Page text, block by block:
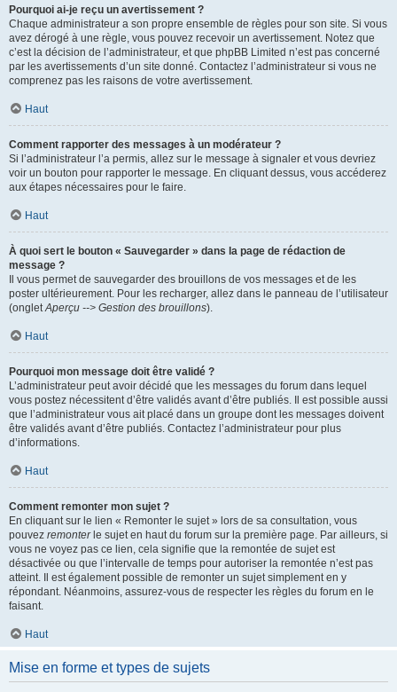
Pourquoi ai-je reçu un avertissement ?
Chaque administrateur a son propre ensemble de règles pour son site. Si vous
avez dérogé à une règle, vous pouvez recevoir un avertissement. Notez que
c’est la décision de l’administrateur, et que phpBB Limited n’est pas concerné
par les avertissements d’un site donné. Contactez l’administrateur si vous ne
comprenez pas les raisons de votre avertissement.
Haut
Comment rapporter des messages à un modérateur ?
Si l’administrateur l’a permis, allez sur le message à signaler et vous devriez
voir un bouton pour rapporter le message. En cliquant dessus, vous accéderez
aux étapes nécessaires pour le faire.
Haut
À quoi sert le bouton « Sauvegarder » dans la page de rédaction de
message ?
Il vous permet de sauvegarder des brouillons de vos messages et de les
poster ultérieurement. Pour les recharger, allez dans le panneau de l’utilisateur
(ongletAperçu --> Gestion des brouillons).
Haut
Pourquoi mon message doit être validé ?
L’administrateur peut avoir décidé que les messages du forum dans lequel
vous postez nécessitent d’être validés avant d’être publiés. Il est possible aussi
que l’administrateur vous ait placé dans un groupe dont les messages doivent
être validés avant d’être publiés. Contactez l’administrateur pour plus
d’informations.
Haut
Comment remonter mon sujet ?
En cliquant sur le lien « Remonter le sujet » lors de sa consultation, vous
pouvez remonterle sujet en haut du forum sur la première page. Par ailleurs, si
vous ne voyez pas ce lien, cela signifie que la remontée de sujet est
désactivée ou que l’intervalle de temps pour autoriser la remontée n’est pas
atteint. Il est également possible de remonter un sujet simplement en y
répondant. Néanmoins, assurez-vous de respecter les règles du forum en le
faisant.
Haut
Mise en forme et types de sujets